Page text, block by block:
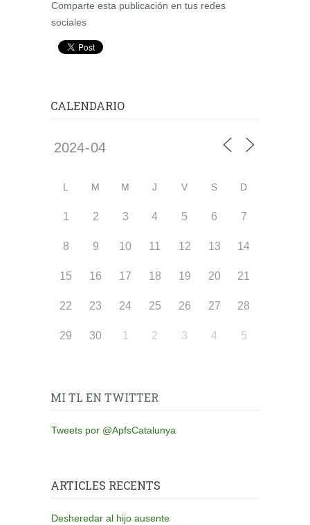
Comparte esta publicación en tus redes
sociales
CALENDARIO
L M M J V S D
1 2 3 4 5 6 7
8 9 10 11 12 13 14
15 16 17 18 19 20 21
22 23 24 25 26 27 28
29 30 1 2 3 4 5
MI TL EN TWITTER
Tweets por @ApfsCatalunya
ARTICLES RECENTS
Desheredar al hijo ausente